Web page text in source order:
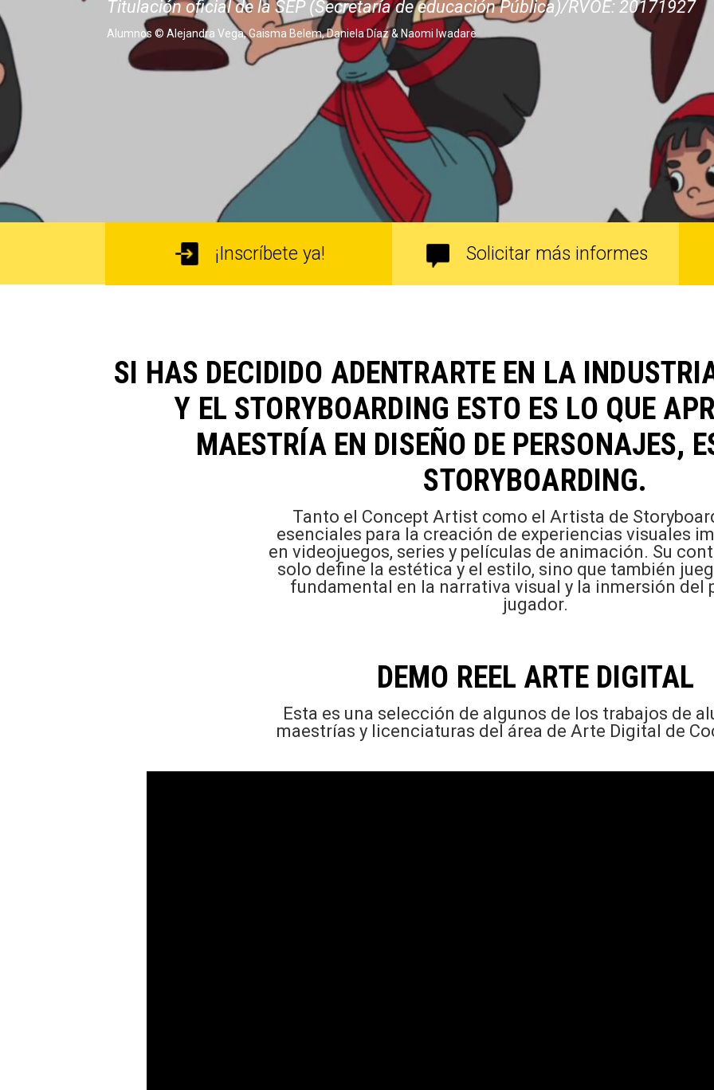
Titulación oficial de la SEP (Secretaría de educación Pública)/RVOE: 20171927
Alumnos © Alejandra Vega, Gaisma Belem, Daniela Díaz & Naomi Iwadare
¡Inscríbete ya! Solicitar más informes
SI HAS DECIDIDO ADENTRARTE EN LA
Y EL STORYBOARDING ESTO ES LO QUE
MAESTRÍA EN DISEÑO DE PERSONAJES,
STORYBOARDING.
Tanto el Concept Artist como el Artista de
esenciales para la creación de experiencias visuales
en videojuegos, series y películas de animación. Su
solo define la estética y el estilo, sino que también
fundamental en la narrativa visual y la inmersión del
jugador.
DEMO REEL ARTE DIGITAL
Esta es una selección de algunos de los trabajos de
maestrías y licenciaturas del área de Arte Digital de